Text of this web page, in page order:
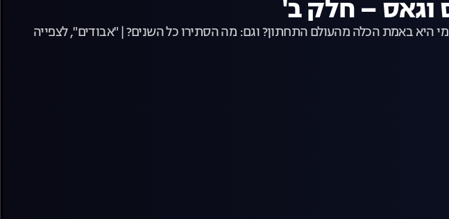
היא באמת הכלה מהעולם התחתון? וגם: מה הסתירו כל השנים? | "אבודים", לצפייה